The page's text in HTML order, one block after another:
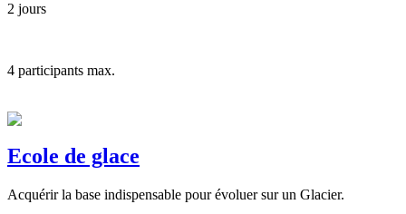
2 jours
4 participants max.
Ecole de glace
Acquérir la base indispensable pour évoluer sur un Glacier.